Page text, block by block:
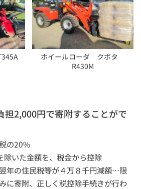
ホイールローダ クボタ
R430M
担2,000円で寄附することがで
の20%
いた金額を、税金から控除
年の住民税等が４万８千円減額…限
に寄附、正しく税控除手続きが行わ